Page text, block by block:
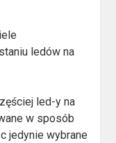
ledów na
led-y na
w sposób
jedynie wybrane